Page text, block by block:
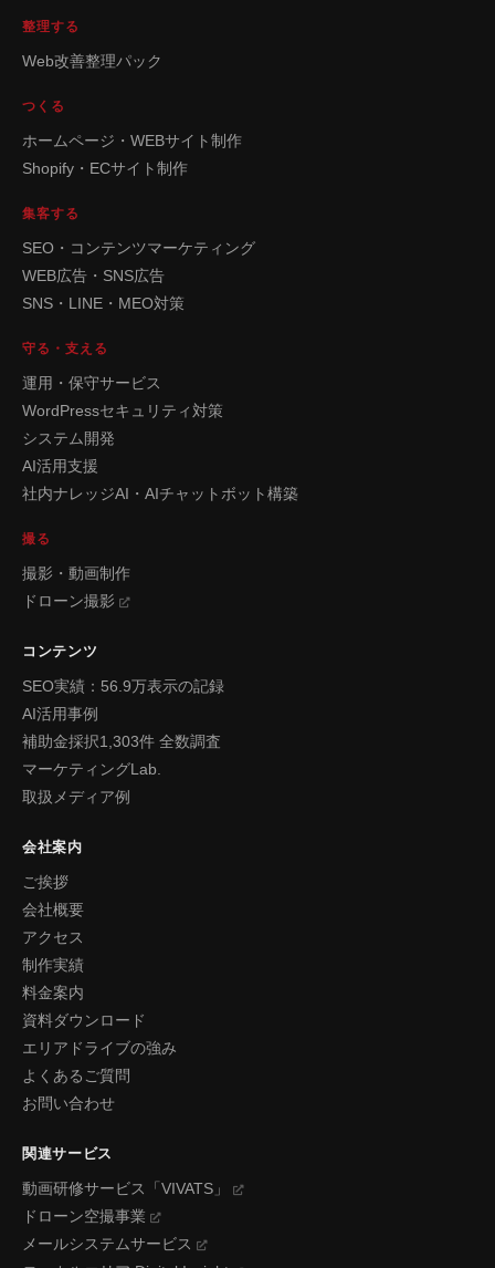
整理する
Web改善整理パック
つくる
ホームページ・WEBサイト制作
Shopify・ECサイト制作
集客する
SEO・コンテンツマーケティング
WEB広告・SNS広告
SNS・LINE・MEO対策
守る・支える
運用・保守サービス
WordPressセキュリティ対策
システム開発
AI活用支援
社内ナレッジAI・AIチャットボット構築
撮る
撮影・動画制作
ドローン撮影
コンテンツ
SEO実績：56.9万表示の記録
AI活用事例
補助金採択1,303件 全数調査
マーケティングLab.
取扱メディア例
会社案内
ご挨拶
会社概要
アクセス
制作実績
料金案内
資料ダウンロード
エリアドライブの強み
よくあるご質問
お問い合わせ
関連サービス
動画研修サービス「VIVATS」
ドローン空撮事業
メールシステムサービス